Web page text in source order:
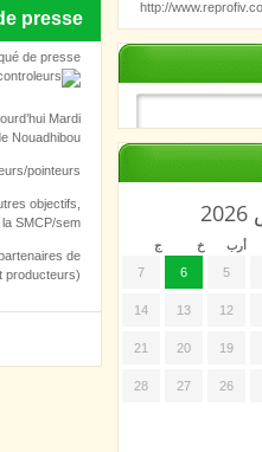
presse
de presse
Mardi
Nouadhibou.
pointeurs.
objectifs,
SMCP/sem.
de
producteurs)
أرب خ ج
5
6
7
12
13
14
19
20
21
26
27
28